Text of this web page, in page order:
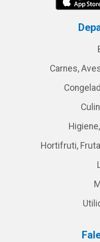
Carnes,
Hortifruti,